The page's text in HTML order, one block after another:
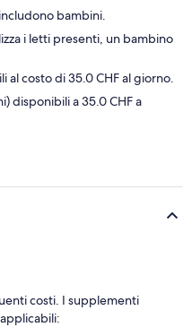
bambini.
i letti presenti, un bambino
costo di 35.0 CHF al giorno.
disponibili a 35.0 CHF a
costi. I supplementi